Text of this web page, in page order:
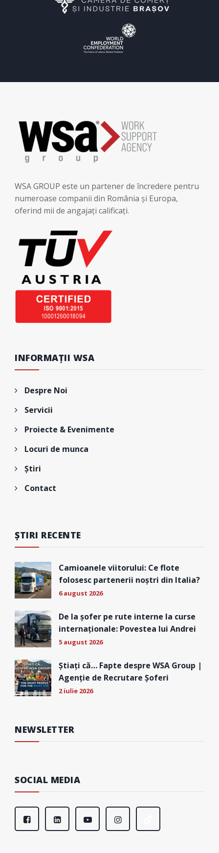
WSA GROUP este un partener de încredere pentru
numeroase companii din România și Europa,
oferind mii de angajați calificați.
INFORMAȚII WSA
Despre Noi
Servicii
Proiecte & Evenimente
Locuri de munca
Știri
Contact
ȘTIRI RECENTE
Camioanele viitorului: Ce flote
folosesc partenerii noștri din Italia?
6 august 2026
De la șofer pe rute interne la curse
internaționale: Povestea lui Andrei
5 august 2026
Știați că… Fapte despre WSA Group |
Agenție de Recrutare Șoferi
2 iulie 2026
NEWSLETTER
SOCIAL MEDIA